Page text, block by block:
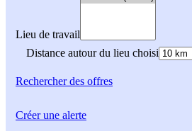
Lieu de travail
Distance autour du lieu choisi
Rechercherdes offres
Créer une alerte